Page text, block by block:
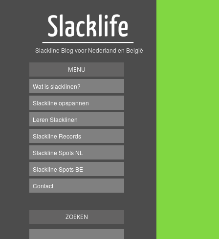
Slackline Blog voor Nederland en België
MENU
Wat is slacklinen?
Slackline opspannen
Leren Slacklinen
Slackline Records
Slackline Spots NL
Slackline Spots BE
Contact
ZOEKEN